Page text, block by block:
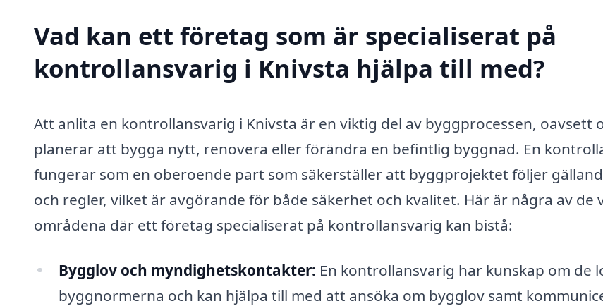
Vad kan ett företag som är specialiserat på
kontrollansvarig i Knivsta hjälpa till med?
Att anlita en kontrollansvarig i Knivsta är en viktig del av byggprocessen, oavsett
planerar att bygga nytt, renovera eller förändra en befintlig byggnad. En
fungerar som en oberoende part som säkerställer att byggprojektet följer
och regler, vilket är avgörande för både säkerhet och kvalitet. Här är några av de
områdena där ett företag specialiserat på kontrollansvarig kan bistå:
Bygglov och myndighetskontakter: En kontrollansvarig har kunskap om de
byggnormerna och kan hjälpa till med att ansöka om bygglov samt